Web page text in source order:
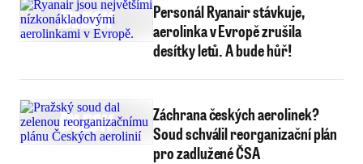
Personál Ryanair stávkuje,
aerolinka v Evropě zrušila
desítky letů. A bude hůř!
Záchrana českých aerolinek?
Soud schválil reorganizační plán
pro zadlužené ČSA